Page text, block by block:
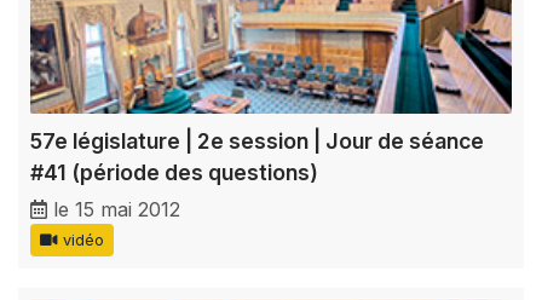
57e législature | 2e session | Jour de séance
#41 (période des questions)
le 15 mai 2012
vidéo